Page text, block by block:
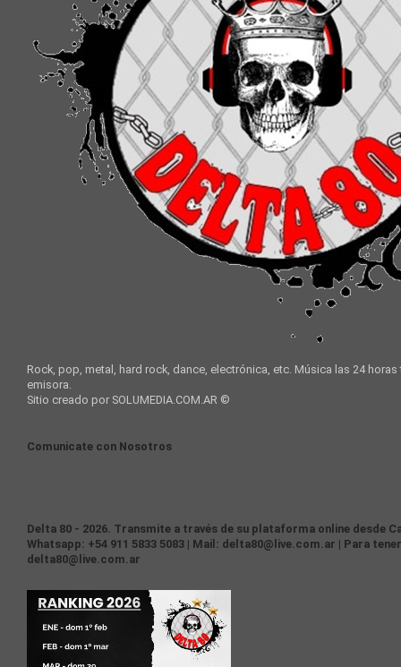
Rock, pop, metal, hard rock, dance, electrónica, etc. Música las 24
emisora.
Sitio creado por SOLUMEDIA.COM.AR ©
Comunicate con Nosotros
Delta 80 - 2026. Transmite a través de su plataforma online desde
Whatsapp: +54 911 5833 5083 | Mail: delta80@live.com.ar | Para
delta80@live.com.ar